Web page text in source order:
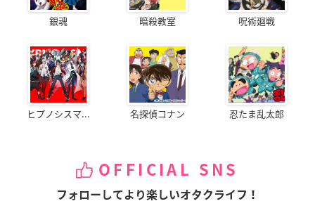
銀魂 暗殺教室 呪術廻戦
ヒプノシスマ... 名探偵コナン 忍たま乱太郎
OFFICIAL SNS
フォローしてより楽しいオタクライフ！